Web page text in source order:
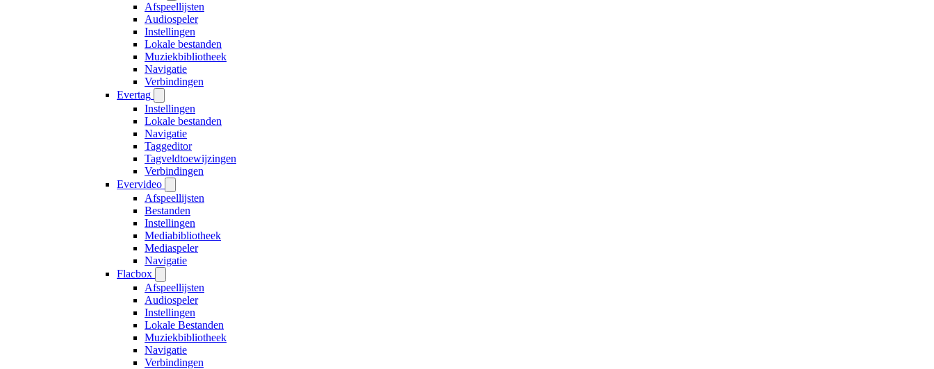
Afspeellijsten
Audiospeler
Instellingen
Lokale bestanden
Muziekbibliotheek
Navigatie
Verbindingen
Evertag
Instellingen
Lokale bestanden
Navigatie
Taggeditor
Tagveldtoewijzingen
Verbindingen
Evervideo
Afspeellijsten
Bestanden
Instellingen
Mediabibliotheek
Mediaspeler
Navigatie
Flacbox
Afspeellijsten
Audiospeler
Instellingen
Lokale Bestanden
Muziekbibliotheek
Navigatie
Verbindingen